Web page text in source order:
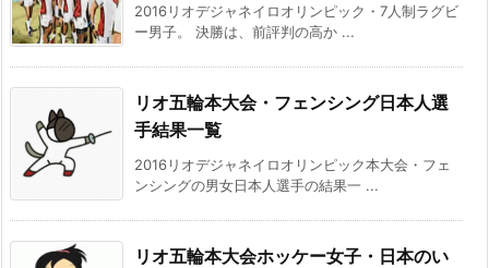
2016リオデジャネイロオリンピック・7人制ラグビ
ー男子。 決勝は、前評判の高か ...
リオ五輪本大会・フェンシング日本人選
手結果一覧
2016リオデジャネイロオリンピック本大会・フェ
ンシングの男女日本人選手の結果一 ...
リオ五輪本大会ホッケー女子・日本のい